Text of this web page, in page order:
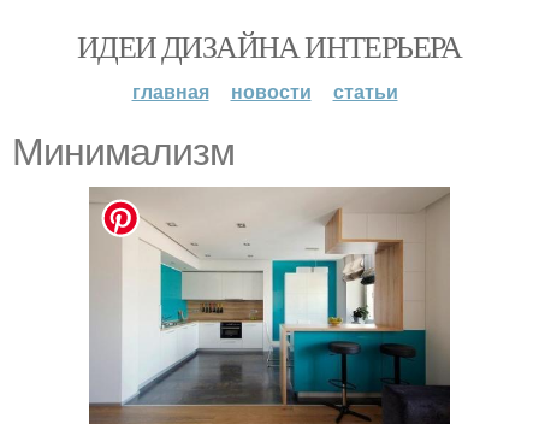
ИДЕИ ДИЗАЙНА ИНТЕРЬЕРА
главная новости статьи
Mинимализм